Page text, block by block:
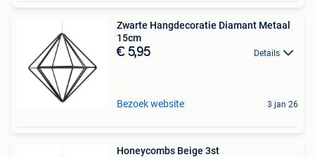
Zwarte Hangdecoratie Diamant Metaal
15cm
€ 5,95 Details
Bezoek website 3 jan 26
Honeycombs Beige 3st